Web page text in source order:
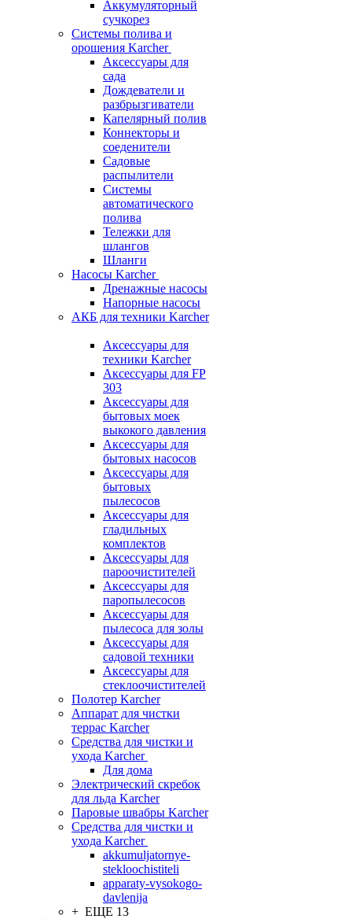
Аккумуляторный
сучкорез
Системы полива и
орошения Karcher
Аксессуары для
сада
Дождеватели и
разбрызгиватели
Капелярный полив
Коннекторы и
соеденители
Садовые
распылители
Системы
автоматического
полива
Тележки для
шлангов
Шланги
Насосы Karcher
Дренажные насосы
Напорные насосы
АКБ для техники Karcher
Аксессуары для
техники Karcher
Аксессуары для FP
303
Аксессуары для
бытовых моек
выкокого давления
Аксессуары для
бытовых насосов
Аксессуары для
бытовых
пылесосов
Аксессуары для
гладильных
комплектов
Аксессуары для
пароочистителей
Аксессуары для
паропылесосов
Аксессуары для
пылесоса для золы
Аксессуары для
садовой техники
Аксессуары для
стеклоочистителей
Полотер Karcher
Аппарат для чистки
террас Karcher
Средства для чистки и
ухода Karcher
Для дома
Электрический скребок
для льда Karcher
Паровые швабры Karcher
Средства для чистки и
ухода Karcher
akkumuljatornye-
stekloochistiteli
apparaty-vysokogo-
davlenija
+ ЕЩЕ 13